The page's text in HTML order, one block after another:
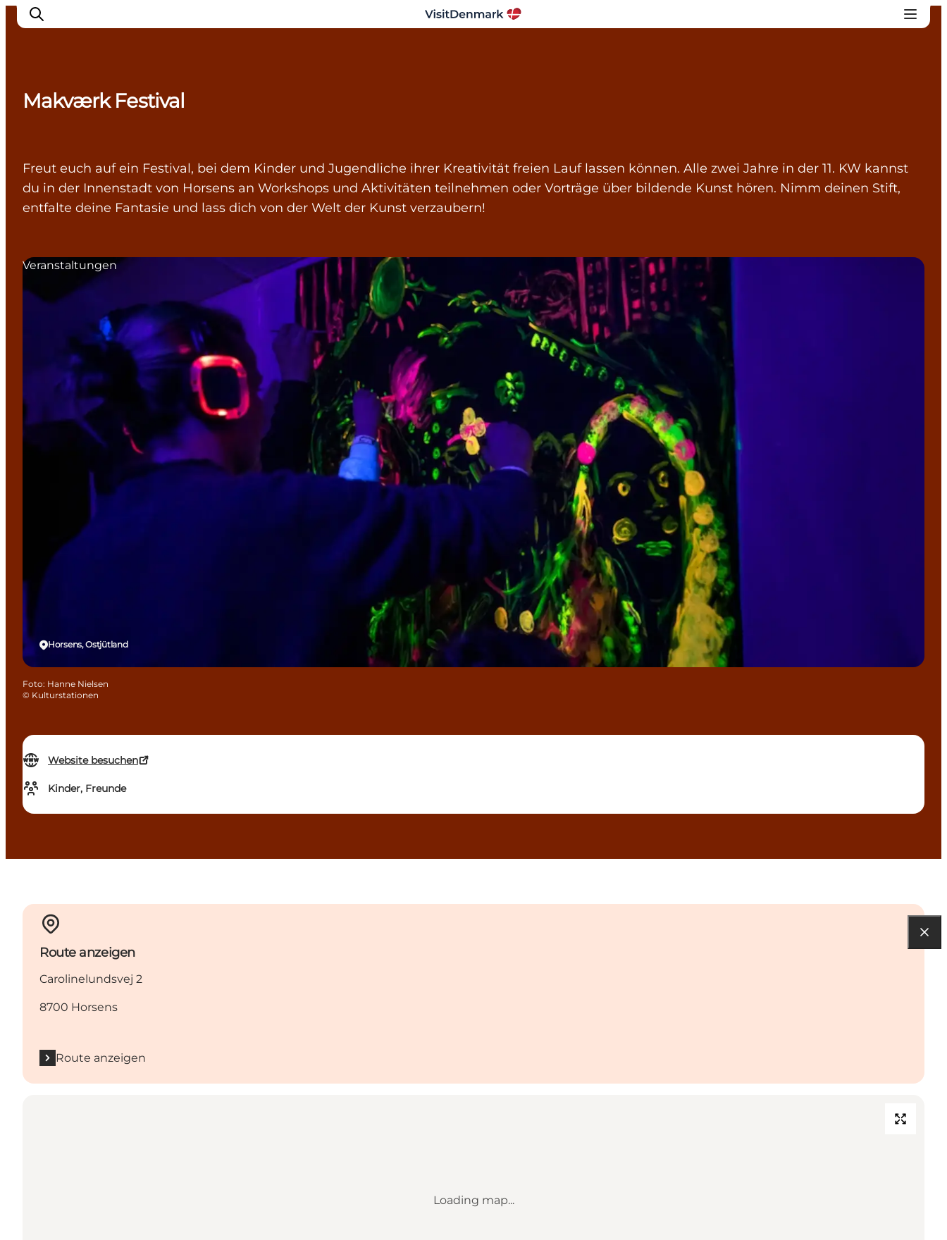
Erlebnisse
Unterkünfte
Reiseplanung
Makværk Festival
Freut euch auf ein Festival, bei dem Kinder und Jugendliche ihrer Kreativität freien Lauf lassen können. Alle zwei Jahre in der 11. KW kannst
du in der Innenstadt von Horsens an Workshops und Aktivitäten teilnehmen oder Vorträge über bildende Kunst hören. Nimm deinen Stift,
entfalte deine Fantasie und lass dich von der Welt der Kunst verzaubern!
Website besuchen
Kinder, Freunde
Horsens, Ostjütland
Veranstaltungen
Foto: Hanne Nielsen
© Kulturstationen
Route anzeigen
Carolinelundsvej 2
8700 Horsens
Route anzeigen
Loading map...